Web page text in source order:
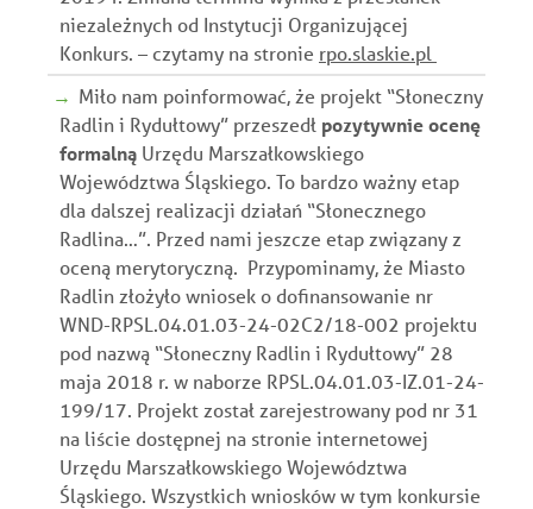
niezależnych od Instytucji Organizującej
Konkurs. – czytamy na stronie rpo.slaskie.pl
Miło nam poinformować, że projekt “Słoneczny
Radlin i Rydułtowy” przeszedł pozytywnie ocenę
formalną Urzędu Marszałkowskiego
Województwa Śląskiego. To bardzo ważny etap
dla dalszej realizacji działań “Słonecznego
Radlina…”. Przed nami jeszcze etap związany z
oceną merytoryczną. Przypominamy, że Miasto
Radlin złożyło wniosek o dofinansowanie nr
WND-RPSL.04.01.03-24-02C2/18-002 projektu
pod nazwą “Słoneczny Radlin i Rydułtowy” 28
maja 2018 r. w naborze RPSL.04.01.03-IZ.01-24-
199/17. Projekt został zarejestrowany pod nr 31
na liście dostępnej na stronie internetowej
Urzędu Marszałkowskiego Województwa
Śląskiego. Wszystkich wniosków w tym konkursie